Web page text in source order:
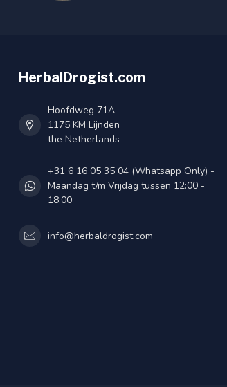
HerbalDrogist.com
Hoofdweg 71A
1175 KM Lijnden
the Netherlands
+31 6 16 05 35 04 (Whatsapp Only) -
Maandag t/m Vrijdag tussen 12:00 -
18:00
info@herbaldrogist.com